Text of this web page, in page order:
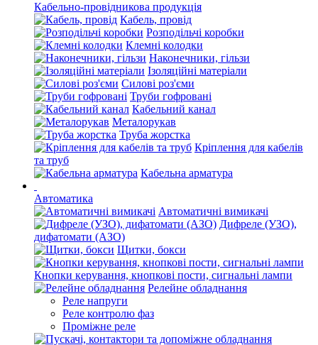
Кабельно-провідникова продукція
Кабель, провід
Розподільчі коробки
Клемні колодки
Наконечники, гільзи
Ізоляційні матеріали
Силові роз'єми
Труби гофровані
Кабельний канал
Металорукав
Труба жорстка
Кріплення для кабелів
та труб
Кабельна арматура
Автоматика
Автоматичні вимикачі
Дифреле (УЗО),
дифатомати (АЗО)
Щитки, бокси
Кнопки керування, кнопкові пости, сигнальні лампи
Релейне обладнання
Реле напруги
Реле контролю фаз
Проміжне реле